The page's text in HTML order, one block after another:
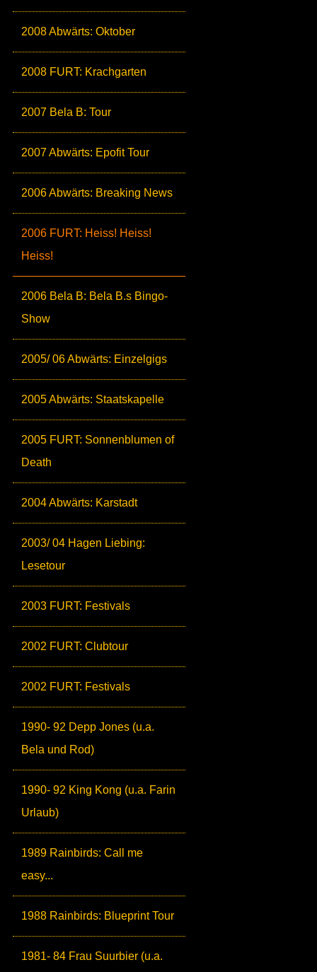
2008 Abwärts: Oktober
2008 FURT: Krachgarten
2007 Bela B: Tour
2007 Abwärts: Epofit Tour
2006 Abwärts: Breaking News
2006 FURT: Heiss! Heiss!
Heiss!
2006 Bela B: Bela B.s Bingo-
Show
2005/ 06 Abwärts: Einzelgigs
2005 Abwärts: Staatskapelle
2005 FURT: Sonnenblumen of
Death
2004 Abwärts: Karstadt
2003/ 04 Hagen Liebing:
Lesetour
2003 FURT: Festivals
2002 FURT: Clubtour
2002 FURT: Festivals
1990- 92 Depp Jones (u.a.
Bela und Rod)
1990- 92 King Kong (u.a. Farin
Urlaub)
1989 Rainbirds: Call me
easy...
1988 Rainbirds: Blueprint Tour
1981- 84 Frau Suurbier (u.a.